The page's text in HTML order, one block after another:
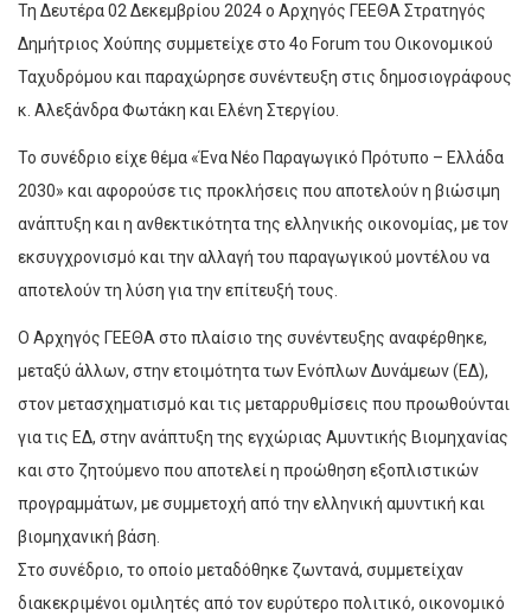
Τη Δευτέρα 02 Δεκεμβρίου 2024 ο Αρχηγός ΓΕΕΘΑ Στρατηγός
Δημήτριος Χούπης συμμετείχε στο 4o Forum του Οικονομικού
Ταχυδρόμου και παραχώρησε συνέντευξη στις δημοσιογράφους
κ. Αλεξάνδρα Φωτάκη και Ελένη Στεργίου.
Το συνέδριο είχε θέμα «Ένα Νέο Παραγωγικό Πρότυπο – Ελλάδα
2030» και αφορούσε τις προκλήσεις που αποτελούν η βιώσιμη
ανάπτυξη και η ανθεκτικότητα της ελληνικής οικονομίας, με τον
εκσυγχρονισμό και την αλλαγή του παραγωγικού μοντέλου να
αποτελούν τη λύση για την επίτευξή τους.
Ο Αρχηγός ΓΕΕΘΑ στο πλαίσιο της συνέντευξης αναφέρθηκε,
μεταξύ άλλων, στην ετοιμότητα των Ενόπλων Δυνάμεων (ΕΔ),
στον μετασχηματισμό και τις μεταρρυθμίσεις που προωθούνται
για τις ΕΔ, στην ανάπτυξη της εγχώριας Αμυντικής Βιομηχανίας
και στο ζητούμενο που αποτελεί η προώθηση εξοπλιστικών
προγραμμάτων, με συμμετοχή από την ελληνική αμυντική και
βιομηχανική βάση.
Στο συνέδριο, το οποίο μεταδόθηκε ζωντανά, συμμετείχαν
διακεκριμένοι ομιλητές από τον ευρύτερο πολιτικό, οικονομικό